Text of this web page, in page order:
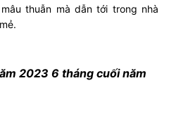
thuẫn mà dẫn tới trong nhà
2023 6 tháng cuối năm